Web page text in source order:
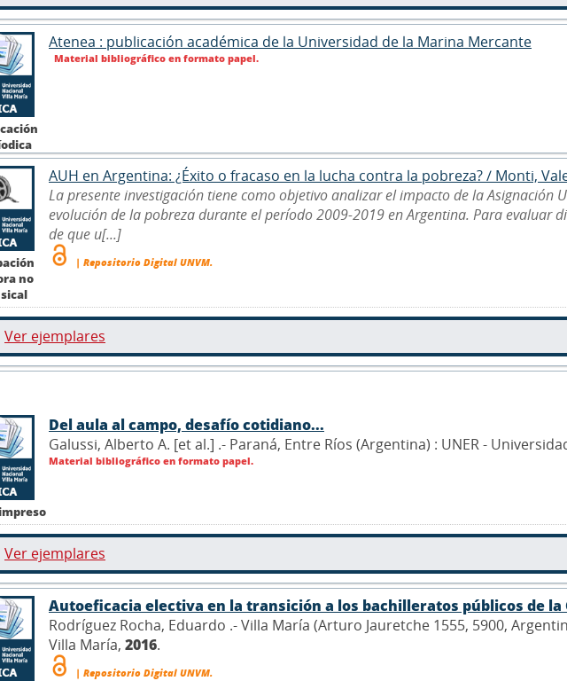
Atenea : publicación académica de la Universidad de la Marina Mercante
Material bibliográfico en formato papel.
no
AUH en Argentina: ¿Éxito o fracaso en la lucha contra la pobreza? / Monti,
La presente investigación tiene como objetivo analizar el impacto de la Asignación
evolución de la pobreza durante el período 2009-2019 en Argentina. Para evaluar
de que u[...]
| Repositorio Digital UNVM.
Ver ejemplares
Del aula al campo, desafío cotidiano...
Galussi, Alberto A. [et al.] .- Paraná, Entre Ríos (Argentina) : UNER -
Material bibliográfico en formato papel.
Ver ejemplares
Autoeficacia electiva en la transición a los bachilleratos públicos de la
Rodríguez Rocha, Eduardo .- Villa María (Arturo Jauretche 1555, 5900,
Villa María, 2016.
| Repositorio Digital UNVM.